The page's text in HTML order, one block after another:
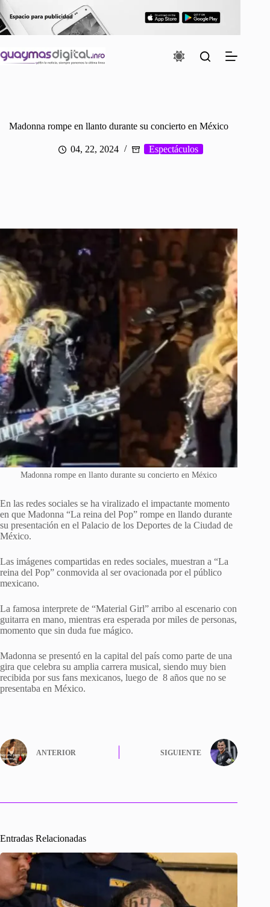
al
contenido
Madonna rompe en llanto durante su concierto en México
04, 22, 2024 Espectáculos
Madonna rompe en llanto durante su concierto en México
En las redes sociales se ha viralizado el impactante momento
en que Madonna “La reina del Pop” rompe en llando durante
su presentación en el Palacio de los Deportes de la Ciudad de
México.
Las imágenes compartidas en redes sociales, muestran a “La
reina del Pop” conmovida al ser ovacionada por el público
mexicano.
La famosa interprete de “Material Girl” arribo al escenario con
guitarra en mano, mientras era esperada por miles de personas,
momento que sin duda fue mágico.
Madonna se presentó en la capital del país como parte de una
gira que celebra su amplia carrera musical, siendo muy bien
recibida por sus fans mexicanos, luego de 8 años que no se
presentaba en México.
ANTERIOR SIGUIENTE
Entradas Relacionadas